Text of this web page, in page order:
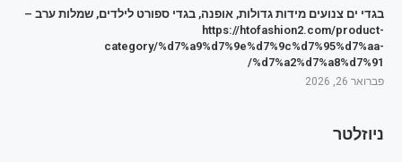
בגדי ים צנועים מידות גדולות, אופנה, בגדי ספורט לילדים, שמלות ערב –
https://htofashion2.com/product-
category/%d7%a9%d7%9e%d7%9c%d7%95%d7%aa-
%d7%a2%d7%a8%d7%91/
פברואר 26, 2026
ניוזלטר